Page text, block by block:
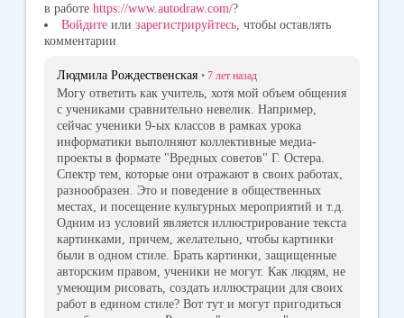
в работе https://www.autodraw.com/?
Войдите или зарегистрируйтесь , чтобы оставлять
комментарии
Людмила Рождественская • 7 лет назад
Могу ответить как учитель, хотя мой объем общения
с учениками сравнительно невелик. Например,
сейчас ученики 9-ых классов в рамках урока
информатики выполняют коллективные медиа-
проекты в формате "Вредных советов" Г. Остера.
Спектр тем, которые они отражают в своих работах,
разнообразен. Это и поведение в общественных
местах, и посещение культурных мероприятий и т.д.
Одним из условий является иллюстрирование текста
картинками, причем, желательно, чтобы картинки
были в одном стиле. Брать картинки, защищенные
авторским правом, ученики не могут. Как людям, не
умеющим рисовать, создать иллюстрации для своих
работ в едином стиле? Вот тут и могут пригодиться